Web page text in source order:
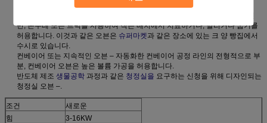
반, 손수레 또는 트럭을 사용하여 작은 배치에서 치료하거나, 말리거나 굽기를
허용합니다. 이것과 같은 오븐은 슈퍼마켓과 같은 장소에 있는 크 양 빵집에서
수시로 있습니다.
컨베이어 또는 지속적인 오븐 – 자동화한 컨베이어 공정 라인의 전형적으로 부
분, 컨베이어 오븐은 높은 볼륨 가공을 허용합니다.
반도체 제조 생물공학 과정과 같은 청정실을 요구하는 신청을 위해 디자인되는
청정실 오븐 –.
조건
새로운
힘
3-16KW